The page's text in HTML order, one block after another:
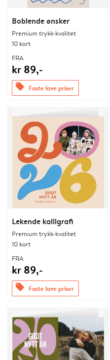
Boblende ønsker
Premium trykk-kvalitet
10 kort
FRA
kr 89,-
offers Faste lave priser
Lekende kalligrafi
Premium trykk-kvalitet
10 kort
FRA
kr 89,-
offers Faste lave priser